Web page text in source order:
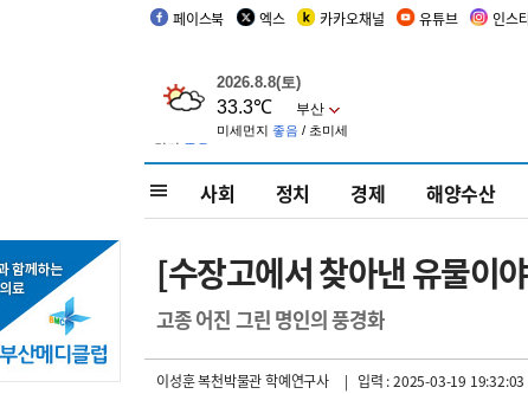
페이스북 엑스 카카오채널 유튜브 인스
사회 정치 경제 해양수산
[수장고에서 찾아낸 유물이
고종 어진 그린 명인의 풍경화
이성훈 복천박물관 학예연구사 | 입력 : 2025-03-19 19:32:03